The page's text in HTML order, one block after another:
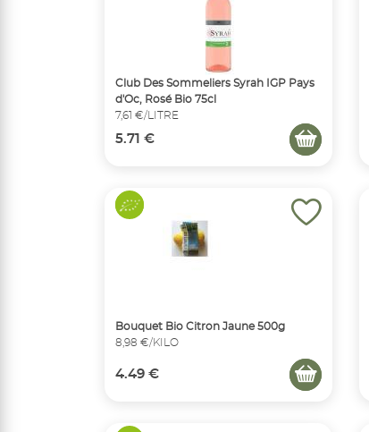
Club Des Sommeliers Syrah IGP Pays
d'Oc, Rosé Bio 75cl
7,61 €/LITRE
5.71 €
Bouquet Bio Citron Jaune 500g
8,98 €/KILO
4.49 €